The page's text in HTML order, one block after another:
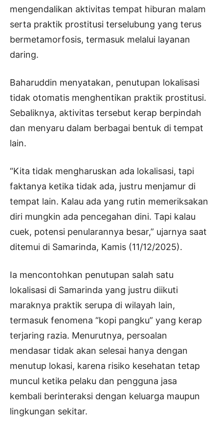
mengendalikan aktivitas tempat hiburan malam
serta praktik prostitusi terselubung yang terus
bermetamorfosis, termasuk melalui layanan
daring.
Baharuddin menyatakan, penutupan lokalisasi
tidak otomatis menghentikan praktik prostitusi.
Sebaliknya, aktivitas tersebut kerap berpindah
dan menyaru dalam berbagai bentuk di tempat
lain.
“Kita tidak mengharuskan ada lokalisasi, tapi
faktanya ketika tidak ada, justru menjamur di
tempat lain. Kalau ada yang rutin memeriksakan
diri mungkin ada pencegahan dini. Tapi kalau
cuek, potensi penularannya besar,” ujarnya saat
ditemui di Samarinda, Kamis (11/12/2025).
Ia mencontohkan penutupan salah satu
lokalisasi di Samarinda yang justru diikuti
maraknya praktik serupa di wilayah lain,
termasuk fenomena “kopi pangku” yang kerap
terjaring razia. Menurutnya, persoalan
mendasar tidak akan selesai hanya dengan
menutup lokasi, karena risiko kesehatan tetap
muncul ketika pelaku dan pengguna jasa
kembali berinteraksi dengan keluarga maupun
lingkungan sekitar.